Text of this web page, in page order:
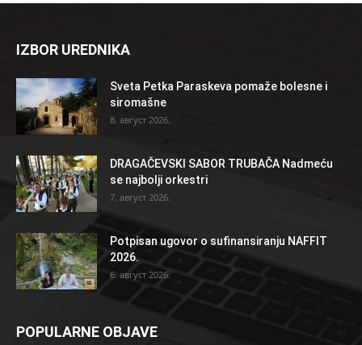
IZBOR UREDNIKA
Sveta Petka Paraskeva pomaže bolesne i
siromašne
8. август 2026.
DRAGAČEVSKI SABOR TRUBAČA Nadmeću
se najbolji orkestri
7. август 2026.
Potpisan ugovor o sufinansiranju NAFFIT
2026.
6. август 2026.
POPULARNE OBJAVE